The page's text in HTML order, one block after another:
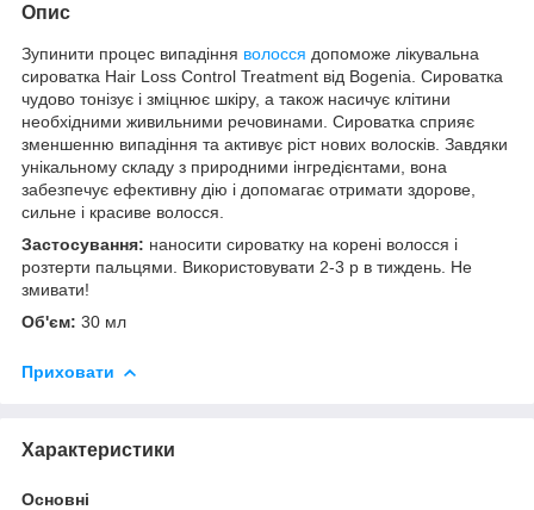
Опис
Зупинити процес випадіння волосся допоможе лікувальна
сироватка Hair Loss Control Treatment від Bogenia. Сироватка
чудово тонізує і зміцнює шкіру, а також насичує клітини
необхідними живильними речовинами. Сироватка сприяє
зменшенню випадіння та активує ріст нових волосків. Завдяки
унікальному складу з природними інгредієнтами, вона
забезпечує ефективну дію і допомагає отримати здорове,
сильне і красиве волосся.
Застосування: наносити сироватку на корені волосся і
розтерти пальцями. Використовувати 2-3 р в тиждень. Не
змивати!
Об'єм: 30 мл
Приховати
Характеристики
Основні